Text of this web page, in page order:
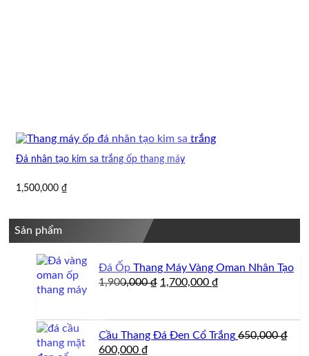
Đá nhân tạo kim sa trắng ốp thang máy
1,500,000 ₫
Sản phẩm
Đá Ốp Thang Máy Vàng Oman Nhân Tạo
1,900,000₫ Giá
1,700,000 ₫
1,700,000 ₫.
Cầu Thang Đá Đen Cổ Trắng 650,000₫
Giá
600,000 ₫